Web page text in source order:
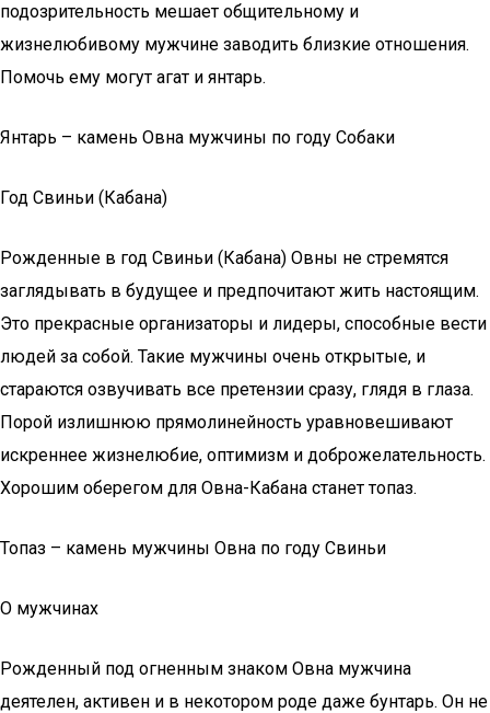
подозрительность мешает общительному и
жизнелюбивому мужчине заводить близкие отношения.
Помочь ему могут агат и янтарь.
Янтарь – камень Овна мужчины по году Собаки
Год Свиньи (Кабана)
Рожденные в год Свиньи (Кабана) Овны не стремятся
заглядывать в будущее и предпочитают жить настоящим.
Это прекрасные организаторы и лидеры, способные вести
людей за собой. Такие мужчины очень открытые, и
стараются озвучивать все претензии сразу, глядя в глаза.
Порой излишнюю прямолинейность уравновешивают
искреннее жизнелюбие, оптимизм и доброжелательность.
Хорошим оберегом для Овна-Кабана станет топаз.
Топаз – камень мужчины Овна по году Свиньи
О мужчинах
Рожденный под огненным знаком Овна мужчина
деятелен, активен и в некотором роде даже бунтарь. Он не